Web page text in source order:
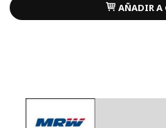
AÑADIR A